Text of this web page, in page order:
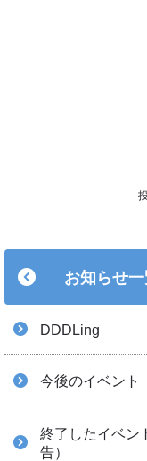
お知らせ
DDDLing
今後のイベント
終了したイベン
告）